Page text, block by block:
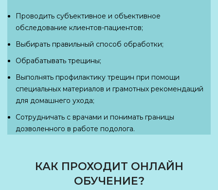
Проводить субъективное и объективное
обследование клиентов-пациентов;
Выбирать правильный способ обработки;
Обрабатывать трещины;
Выполнять профилактику трещин при помощи
специальных материалов и грамотных рекомендаций
для домашнего ухода;
Сотрудничать с врачами и понимать границы
дозволенного в работе подолога.
КАК ПРОХОДИТ ОНЛАЙН
ОБУЧЕНИЕ?